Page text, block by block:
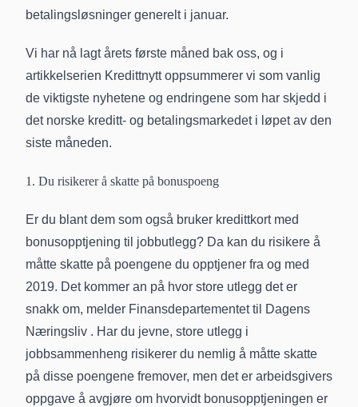
betalingsløsninger generelt i januar.
Vi har nå lagt årets første måned bak oss, og i
artikkelserien Kredittnytt oppsummerer vi som vanlig
de viktigste nyhetene og endringene som har skjedd i
det norske kreditt- og betalingsmarkedet i løpet av den
siste måneden.
1. Du risikerer å skatte på bonuspoeng
Er du blant dem som også bruker kredittkort med
bonusopptjening til jobbutlegg? Da kan du risikere å
måtte skatte på poengene du opptjener fra og med
2019. Det kommer an på hvor store utlegg det er
snakk om, melder Finansdepartementet til
Dagens
Næringsliv . Har du jevne, store utlegg i
jobbsammenheng risikerer du nemlig å måtte skatte
på disse poengene fremover, men det er arbeidsgivers
oppgave å avgjøre om hvorvidt bonusopptjeningen er